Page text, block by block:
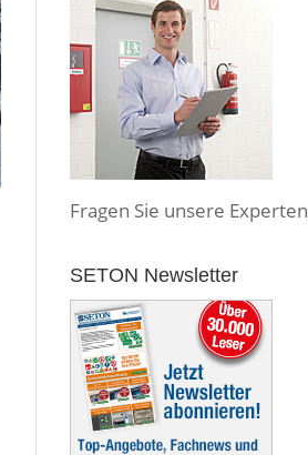
Fragen Sie unsere Experten
SETON Newsletter